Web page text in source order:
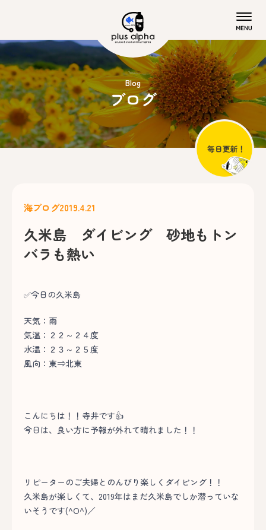
Blog
ブログ
海ブログ2019.4.21
久米島 ダイビング 砂地もトン
バラも熱い
✅今日の久米島
天気：雨
気温：２２～２４度
水温：２３～２５度
風向：東⇒北東
こんにちは！！寺井です👍
今日は、良い方に予報が外れて晴れました！！
リピーターのご夫婦とのんびり楽しくダイビング！！
久米島が楽しくて、2019年はまだ久米島でしか潜っていな
いそうです(^O^)／